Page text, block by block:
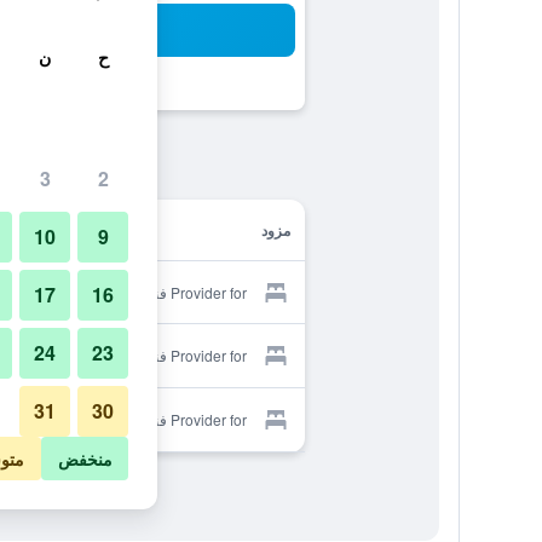
مزود
Provider for فندق قصر طوارق
Provider for فندق قصر طوارق
Provider for فندق قصر طوارق
ح ن
2
3
9
10
16
17
23
24
30
31
منخفض